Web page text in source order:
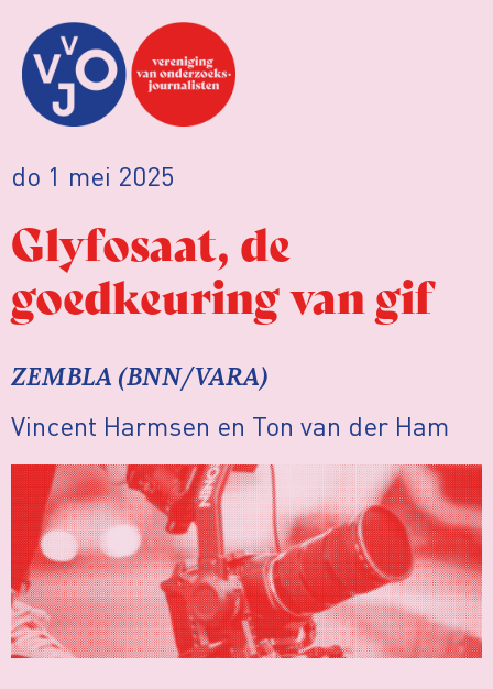
do 1 mei 2025
Glyfosaat, de
goedkeuring van gif
ZEMBLA (BNN/VARA)
Vincent Harmsen en Ton van der Ham